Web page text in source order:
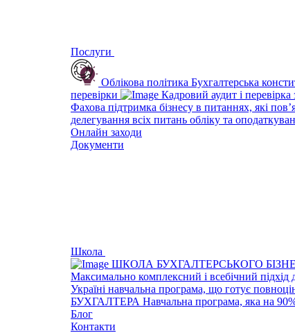
Послуги
Облікова політика Бухгалтерська
перевірки
Кадровий аудит і перевірка
Фахова підтримка бізнесу в питаннях, які
делегування всіх питань обліку та
Онлайн заходи
Документи
Школа
ШКОЛА БУХГАЛТЕРСЬКОГО
Максимально комплексний і всебічний
Україні навчальна програма, що готує
БУХГАЛТЕРА Навчальна програма, яка на
Блог
Контакти